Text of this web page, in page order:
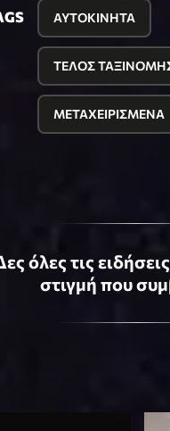
ΑΥΤΟΚΙΝΗΤΑ
ΤΕΛΟΣ
ΜΕΤΑΧΕΙΡΙΣΜΕΝΑ
όλες τις
στιγμή που